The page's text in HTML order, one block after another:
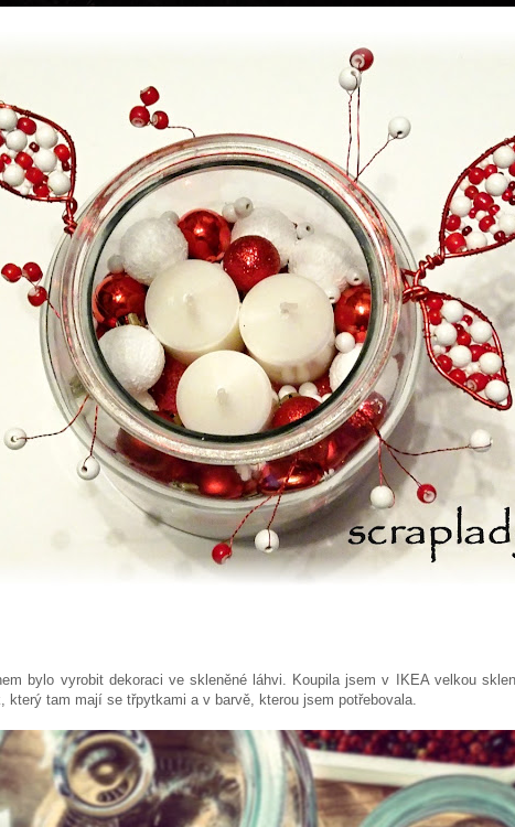
bylo vyrobit dekoraci ve skleněné láhvi. Koupila jsem v IKEA velkou
který tam mají se třpytkami a v barvě, kterou jsem potřebovala.